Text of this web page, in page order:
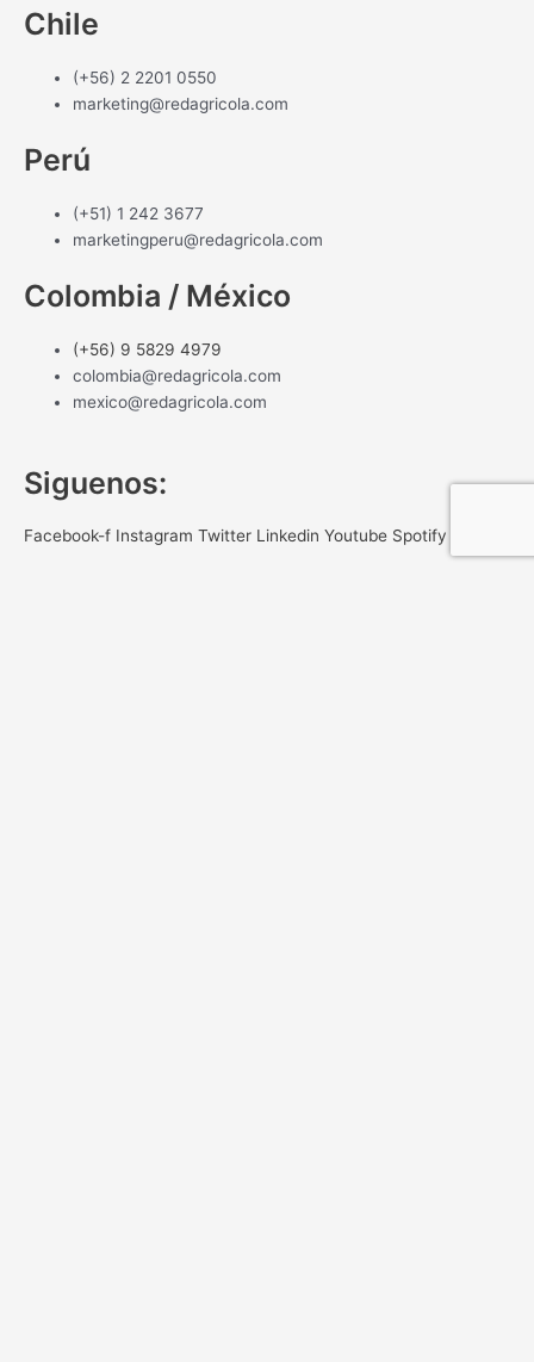
Chile
(+56) 2 2201 0550
marketing@redagricola.com
Perú
(+51) 1 242 3677
marketingperu@redagricola.com
Colombia / México
(+56) 9 5829 4979
colombia@redagricola.com
mexico@redagricola.com
Siguenos:
Facebook-f Instagram Twitter Linkedin Youtube Spotify